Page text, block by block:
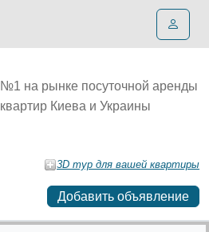
№1 на рынке посуточной аренды
квартир Киева и Украины
3D тур для вашей квартиры
Добавить объявление